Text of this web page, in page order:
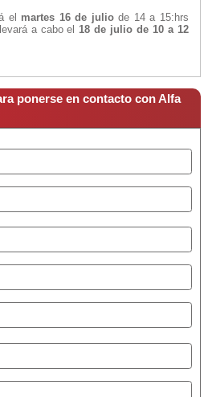
el martes 16 de juliode 14 a 15:hrs
a cabo el 18 de julio de 10 a 12
ponerse en contacto con Alfa